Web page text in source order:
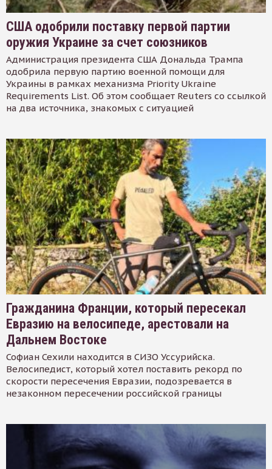
США одобрили поставку первой партии
оружия Украине за счет союзников
Администрация президента США Дональда Трампа
одобрила первую партию военной помощи для
Украины в рамках механизма Priority Ukraine
Requirements List. Об этом сообщает Reuters со ссылкой
на два источника, знакомых с ситуацией
Гражданина Франции, который пересекал
Евразию на велосипеде, арестовали на
Дальнем Востоке
Софиан Сехили находится в СИЗО Уссурийска.
Велосипедист, который хотел поставить рекорд по
скорости пересечения Евразии, подозревается в
незаконном пересечении российской границы